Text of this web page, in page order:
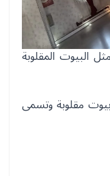
البيوت المقلوبة
مقلوبة وتسمى